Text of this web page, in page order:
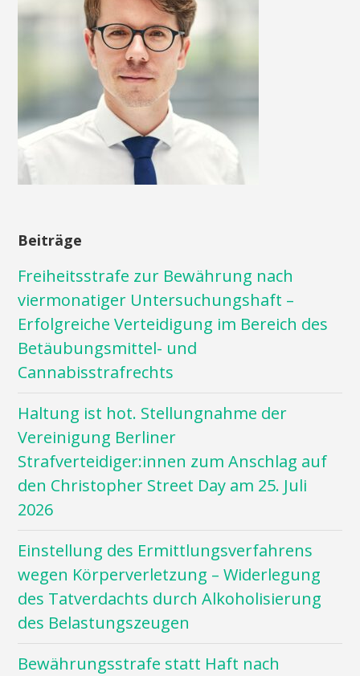
Beiträge
Freiheitsstrafe zur Bewährung nach
viermonatiger Untersuchungshaft –
Erfolgreiche Verteidigung im Bereich des
Betäubungsmittel- und
Cannabisstrafrechts
Haltung ist hot. Stellungnahme der
Vereinigung Berliner
Strafverteidiger:innen zum Anschlag auf
den Christopher Street Day am 25. Juli
2026
Einstellung des Ermittlungsverfahrens
wegen Körperverletzung – Widerlegung
des Tatverdachts durch Alkoholisierung
des Belastungszeugen
Bewährungsstrafe statt Haft nach